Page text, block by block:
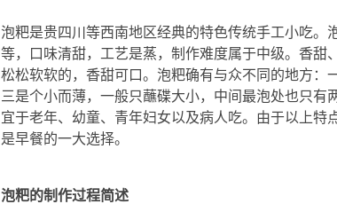
泡粑是贵四川等西南地区经典的特色传统手工小吃。
等，口味清甜，工艺是蒸，制作难度属于中级。香甜
松松软软的，香甜可口。泡粑确有与众不同的地方：
三是个小而薄，一般只蘸碟大小，中间最泡处也只有
宜于老年、幼童、青年妇女以及病人吃。由于以上特
是早餐的一大选择。
泡粑的制作过程简述